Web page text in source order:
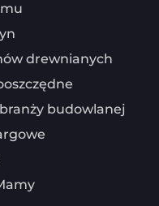
drewnianych
budowlanej